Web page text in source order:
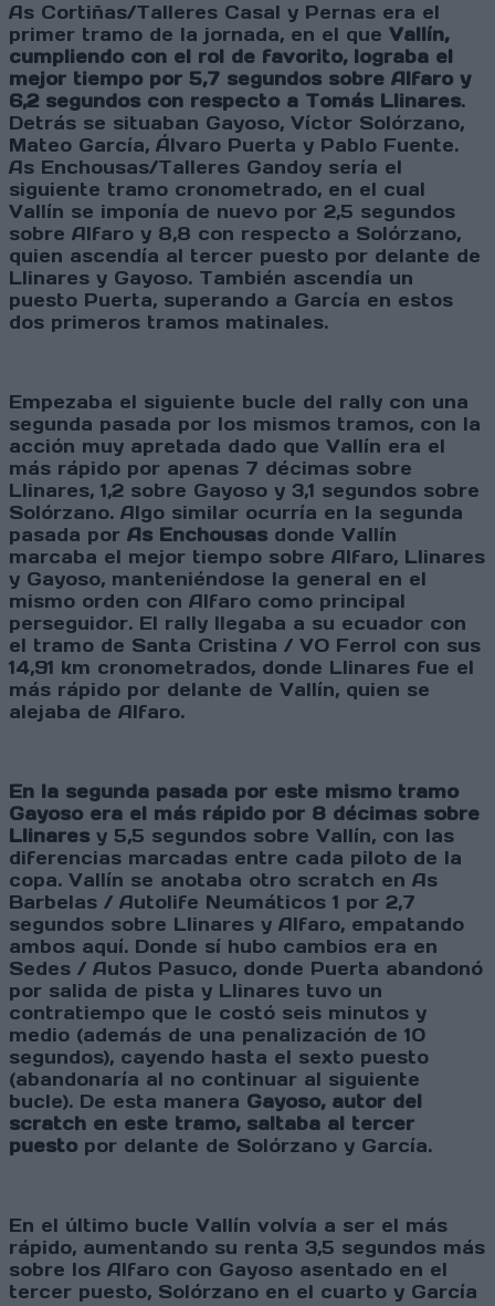
As Cortiñas/Talleres Casal y Pernas era el
primer tramo de la jornada, en el que Vallín,
cumpliendo con el rol de favorito, lograba el
mejor tiempo por 5,7 segundos sobre Alfaro y
6,2 segundos con respecto a Tomás Llinares.
Detrás se situaban Gayoso, Víctor Solórzano,
Mateo García, Álvaro Puerta y Pablo Fuente.
As Enchousas/Talleres Gandoy sería el
siguiente tramo cronometrado, en el cual
Vallín se imponía de nuevo por 2,5 segundos
sobre Alfaro y 8,8 con respecto a Solórzano,
quien ascendía al tercer puesto por delante de
Llinares y Gayoso. También ascendía un
puesto Puerta, superando a García en estos
dos primeros tramos matinales.
Empezaba el siguiente bucle del rally con una
segunda pasada por los mismos tramos, con la
acción muy apretada dado que Vallín era el
más rápido por apenas 7 décimas sobre
Llinares, 1,2 sobre Gayoso y 3,1 segundos sobre
Solórzano. Algo similar ocurría en la segunda
pasada por As Enchousas donde Vallín
marcaba el mejor tiempo sobre Alfaro, Llinares
y Gayoso, manteniéndose la general en el
mismo orden con Alfaro como principal
perseguidor. El rally llegaba a su ecuador con
el tramo de Santa Cristina / VO Ferrol con sus
14,91 km cronometrados, donde Llinares fue el
más rápido por delante de Vallín, quien se
alejaba de Alfaro.
En la segunda pasada por este mismo tramo
Gayoso era el más rápido por 8 décimas sobre
Llinares y 5,5 segundos sobre Vallín, con las
diferencias marcadas entre cada piloto de la
copa. Vallín se anotaba otro scratch en As
Barbelas / Autolife Neumáticos 1 por 2,7
segundos sobre Llinares y Alfaro, empatando
ambos aquí. Donde sí hubo cambios era en
Sedes / Autos Pasuco, donde Puerta abandonó
por salida de pista y Llinares tuvo un
contratiempo que le costó seis minutos y
medio (además de una penalización de 10
segundos), cayendo hasta el sexto puesto
(abandonaría al no continuar al siguiente
bucle). De esta manera Gayoso, autor del
scratch en este tramo, saltaba al tercer
puesto por delante de Solórzano y García.
En el último bucle Vallín volvía a ser el más
rápido, aumentando su renta 3,5 segundos más
sobre los Alfaro con Gayoso asentado en el
tercer puesto, Solórzano en el cuarto y García